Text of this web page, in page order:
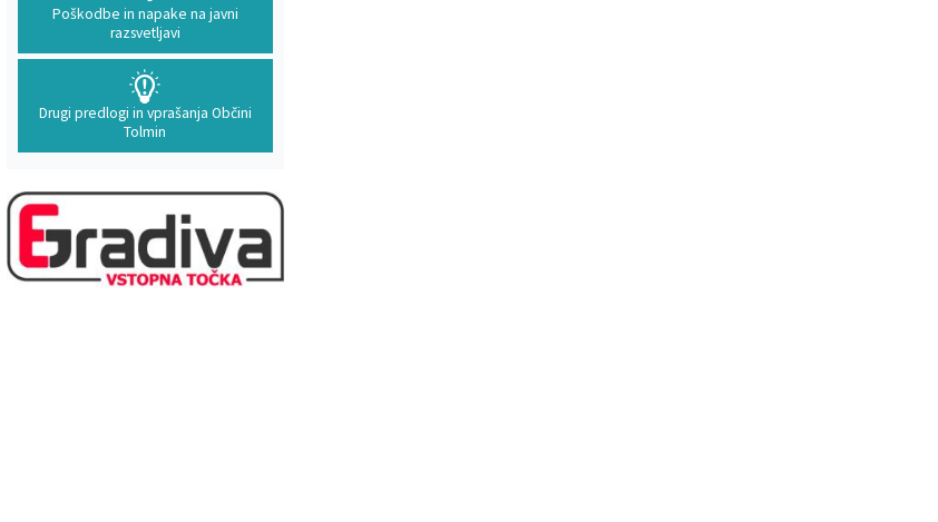
Poškodbe in napake na javni
razsvetljavi
Drugi predlogi in vprašanja Občini
Tolmin